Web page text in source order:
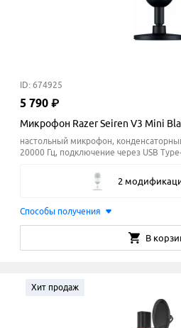
ID: 674925
5 790 ₽
Микрофон Razer Seiren V3 Mini
настольный микрофон,
20000 Гц, подключение через USB
2
Способы получения
В
Хит продаж